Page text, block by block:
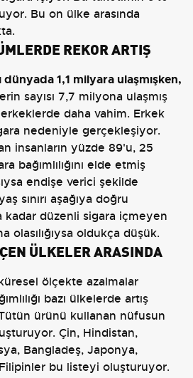
Bu on ülke arasında
REKOR ARTIŞ
dünyada 1,1 milyara ulaşmışken,
sayısı 7,7 milyona ulaşmış
daha vahim. Erkek
nedeniyle gerçekleşiyor.
insanların yüzde 89'u, 25
bağımlılığını elde etmiş
endişe verici şekilde
sınırı aşağıya doğru
kadar düzenli sigara içmeyen
olasılığıysa oldukça düşük.
ÜLKELER ARASINDA
ölçekte azalmalar
bazı ülkelerde artış
ürünü kullanan nüfusun
Çin, Hindistan,
Bangladeş, Japonya,
bu listeyi oluşturuyor.